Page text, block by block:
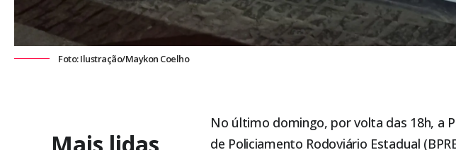
Foto: Ilustração/Maykon Coelho
Mais lidas
No último domingo, por volta das 18h, a
de Policiamento Rodoviário Estadual